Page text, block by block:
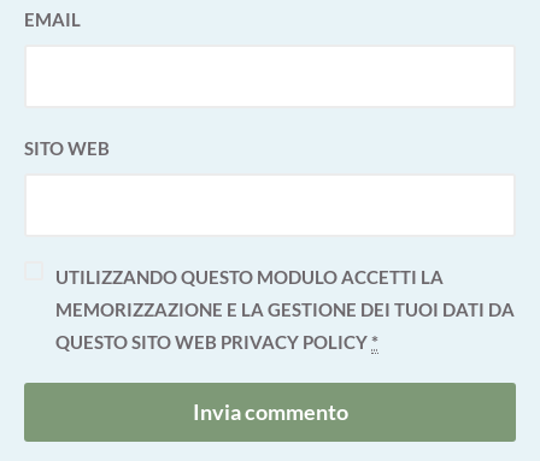
EMAIL
SITO WEB
UTILIZZANDO QUESTO MODULO ACCETTI LA
MEMORIZZAZIONE E LA GESTIONE DEI TUOI DATI DA
QUESTO SITO WEB PRIVACY POLICY*